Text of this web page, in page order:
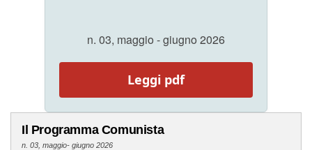
n. 03, maggio - giugno 2026
Leggi pdf
Il Programma Comunista
n. 03, maggio- giugno 2026